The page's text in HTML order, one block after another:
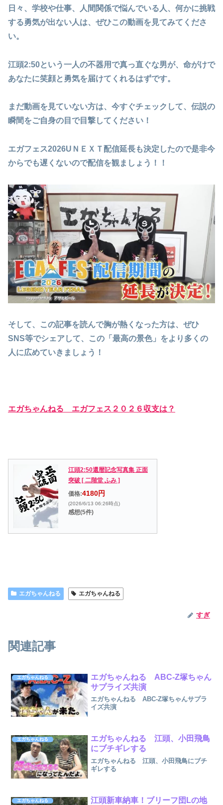
日々、学校や仕事、人間関係で悩んでいる人、何かに挑戦
する勇気が出ない人は、ぜひこの動画を見てみてくださ
い。
江頭2:50という一人の不器用で真っ直ぐな男が、命がけで
あなたに笑顔と勇気を届けてくれるはずです。
まだ動画を見ていない方は、今すぐチェックして、伝説の
瞬間をご自身の目で目撃してください！
エガフェス2026UＮＥＸＴ配信延長も決定したので是非今
からでも遅くないので配信を観ましょう！！
そして、この記事を読んで胸が熱くなった方は、ぜひ
SNS等でシェアして、この「最高の景色」をより多くの
人に広めていきましょう！
エガちゃんねる エガフェス２０２６収支は？
江頭2:50還暦記念写真集 正面
突破 [ 二階堂 ふみ ]
価格:4180円
(2026/6/13 06:26時点)
感想(5件)
エガちゃんねる エガちゃんねる
すぎ
関連記事
エガちゃんねる
エガちゃんねる ABC-Z塚ちゃん
サプライズ共演
エガちゃんねる ABC-Z塚ちゃんサプラ
イズ共演
エガちゃんねる
エガちゃんねる 江頭、小田飛鳥
にブチギレする
エガちゃんねる 江頭、小田飛鳥にブチ
ギレする
エガちゃんねる 江頭新車納車！ブリーフ団Lの地